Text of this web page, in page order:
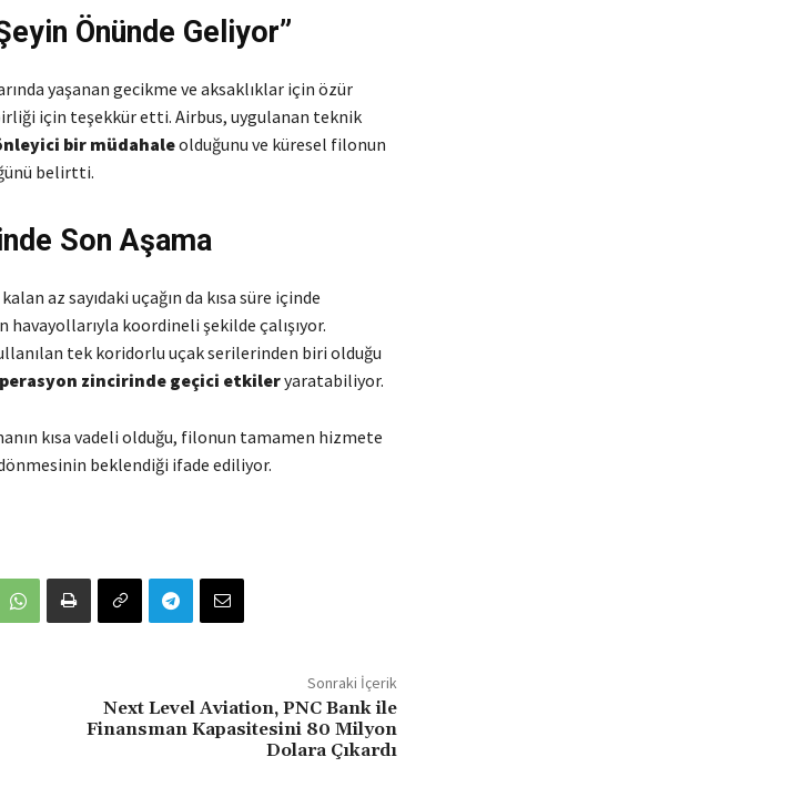
Önünde Geliyor”
yaşanan gecikme ve aksaklıklar için özür
için teşekkür etti. Airbus, uygulanan teknik
bir müdahaleolduğunu ve küresel filonun
belirtti.
Son Aşama
az sayıdaki uçağın da kısa süre içinde
koordineli şekilde çalışıyor.
tek koridorlu uçak serilerinden biri olduğu
zincirinde geçici etkileryaratabiliyor.
kısa vadeli olduğu, filonun tamamen hizmete
beklendiği ifade ediliyor.
Sonraki İçerik
Next Level Aviation, PNC Bank ile
Finansman Kapasitesini 80 Milyon
Dolara Çıkardı